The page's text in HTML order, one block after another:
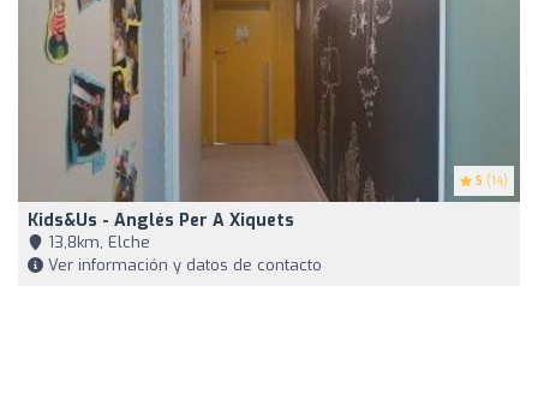
5 (14)
Kids&Us - Anglés Per A Xiquets
13,8km, Elche
Ver información y datos de contacto